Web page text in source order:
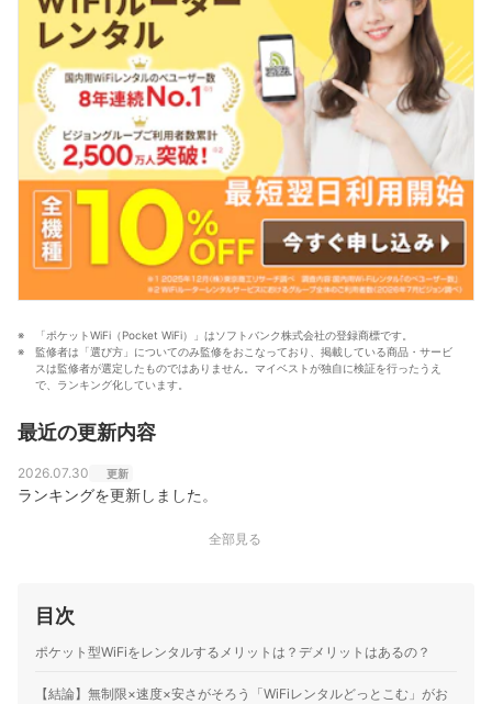
「ポケットWiFi（Pocket WiFi）」はソフトバンク株式会社の登録商標です。
監修者は「選び方」についてのみ監修をおこなっており、掲載している商品・サービ
スは監修者が選定したものではありません。マイベストが独自に検証を行ったうえ
で、ランキング化しています。
最近の更新内容
2026.07.30 更新
ランキングを更新しました。
全部見る
目次
ポケット型WiFiをレンタルするメリットは？デメリットはあるの？
【結論】無制限×速度×安さがそろう「WiFiレンタルどっとこむ」がお